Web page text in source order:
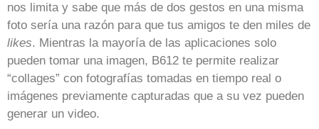
nos limita y sabe que más de dos gestos en una misma
foto sería una razón para que tus amigos te den miles de
likes. Mientras la mayoría de las aplicaciones solo
pueden tomar una imagen, B612 te permite realizar
“collages” con fotografías tomadas en tiempo real o
imágenes previamente capturadas que a su vez pueden
generar un video.